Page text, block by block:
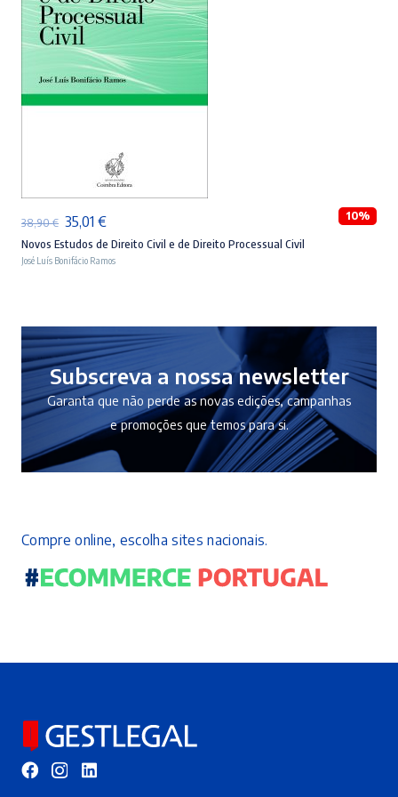
38,90€ O
preço
original
35,01 €O
preço
atual
10%
Novos Estudos de Direito Civil e de Direito Processual Civil
José Luís Bonifácio Ramos
Subscreva a nossa newsletter
Garanta que não perde as novas edições, campanhas
e promoções que temos para si.
Compre online, escolha sites nacionais.